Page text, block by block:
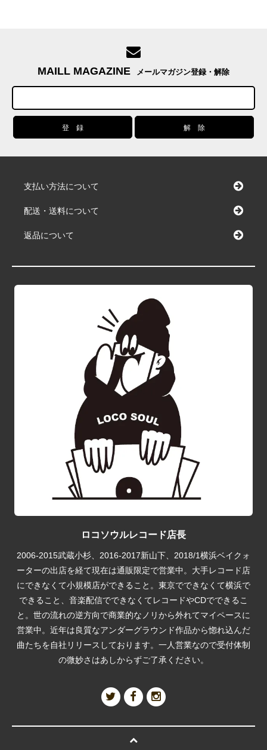
MAILL MAGAZINE メールマガジン登録・解除
支払い方法について
配送・送料について
返品について
ロコソウルレコード店長
2006-2015武蔵小杉、2016-2017新山下、2018/1横浜ベイクォ
ーターの出店を経て現在は通販限定で営業中。大手レコード店
にできなくて小規模店ができること。東京でできなくて横浜で
できること、音楽配信でできなくてレコードやCDでできるこ
と。世の流れの逆方向で商業的なノリから外れてマイペースに
営業中。近年は良質なアンダーグラウンド作品から惚れ込んだ
曲たちを自社リリースしております。一人営業なので受付体制
の微妙さはあしからずご了承ください。